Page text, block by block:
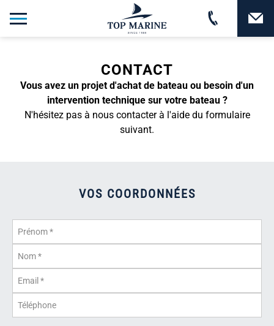
CONTACT
Vous avez un projet d'achat de bateau ou besoin d'un
intervention technique sur votre bateau ?
N'hésitez pas à nous contacter à l'aide du formulaire
suivant.
VOS COORDONNÉES